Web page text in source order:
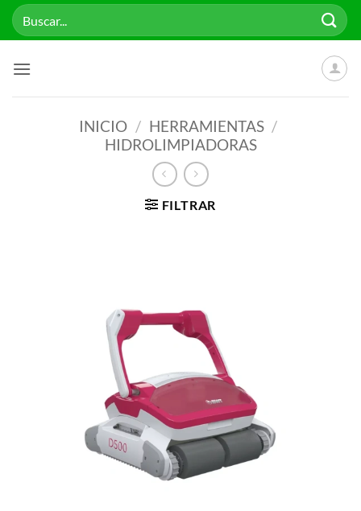
Saltar
Buscar
por:
INICIO / HERRAMIENTAS /
HIDROLIMPIADORAS
FILTRAR